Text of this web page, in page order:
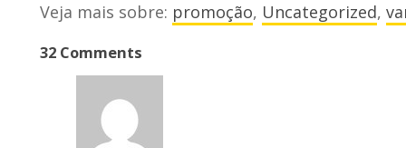
Veja mais sobre: promoção, Uncategorized,
32 Comments